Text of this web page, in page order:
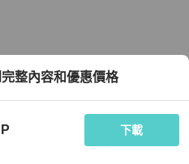
整內容和優惠價格
下載